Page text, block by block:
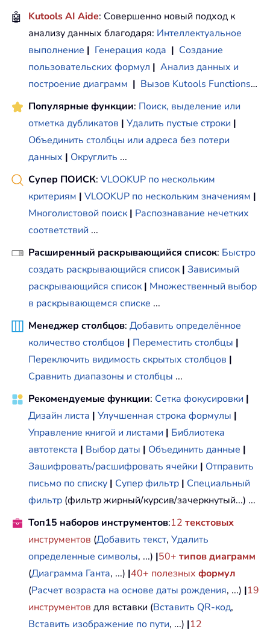
🤖 Kutools AI Aide: Совершенно новый подход к
анализу данных благодаря: Интеллектуальное
выполнение | Генерация кода | Создание
пользовательских формул | Анализ данных и
построение диаграмм | Вызов Kutools Functions…
Популярные функции: Поиск, выделение или
отметка дубликатов | Удалить пустые строки |
Объединить столбцы или адреса без потери
данных | Округлить ...
Супер ПОИСК: VLOOKUP по нескольким
критериям | VLOOKUP по нескольким значениям |
Многолистовой поиск | Распознавание нечетких
соответствий ...
Расширенный раскрывающийся список: Быстро
создать раскрывающийся список | Зависимый
раскрывающийся список | Множественный выбор
в раскрывающемся списке ...
Менеджер столбцов: Добавить определённое
количество столбцов | Переместить столбцы |
Переключить видимость скрытых столбцов |
Сравнить диапазоны и столбцы ...
Рекомендуемые функции: Сетка фокусировки |
Дизайн листа | Улучшенная строка формулы |
Управление книгой и листами | Библиотека
автотекста | Выбор даты | Объединить данные |
Зашифровать/расшифровать ячейки | Отправить
письмо по списку | Супер фильтр | Специальный
фильтр (фильтр жирный/курсив/зачеркнутый...) ...
Топ15 наборов инструментов:12 текстовых
инструментов (Добавить текст, Удалить
определенные символы, ...) |50+ типов диаграмм
(Диаграмма Ганта, ...) |40+ полезных формул
(Расчет возраста на основе даты рождения, ...) |19
инструментов для вставки (Вставить QR-код,
Вставить изображение по пути, ...) |12